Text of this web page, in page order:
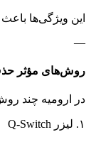
این ویژگی‌ها
—
روش‌های مؤثر
در ارومیه چند
۱. لیزر Q-Switch